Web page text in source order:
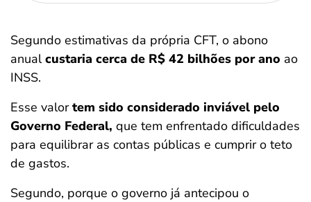
Segundo estimativas da própria CFT, o abono
anualcustaria cerca de R$ 42 bilhões por ano ao
INSS.
Esse valortem sido considerado inviável pelo
Governo Federal, que tem enfrentado dificuldades
para equilibrar as contas públicas e cumprir o teto
de gastos.
Segundo, porque o governo já antecipou o